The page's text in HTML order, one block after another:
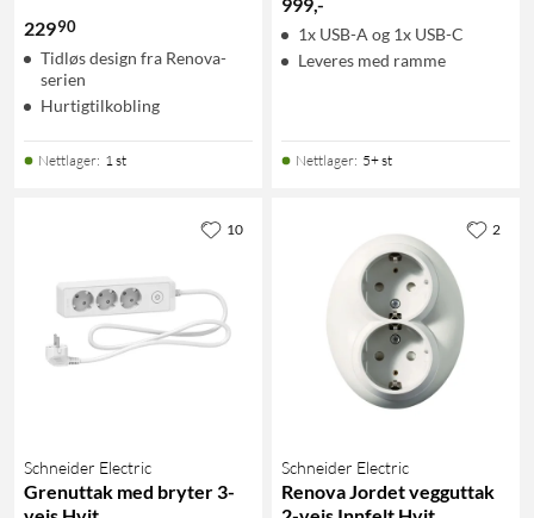
22990
Tidløs design fra Renova-
serien
Hurtigtilkobling
Nettlager: 1 st
1x USB-A og 1x USB-C
Leveres med ramme
Nettlager: 5+ st
Schneider Electric
Grenuttak med bryter 3-
10
Schneider Electric
Renova Jordet vegguttak
2